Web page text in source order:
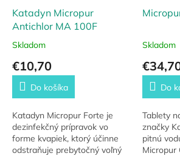
Katadyn Micropur
Antichlor MA 100F
Skladom
€10,70
Do košíka
Katadyn Micropur Forte je
dezinfekčný prípravok vo
forme kvapiek, ktorý účinne
odstraňuje prebytočný voľný
Skladom
Do
Tablety
značky
pitnú
Micropur